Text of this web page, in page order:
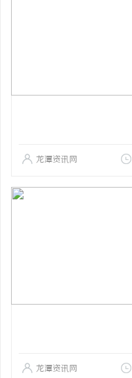
龙潭资讯网
龙潭资讯网